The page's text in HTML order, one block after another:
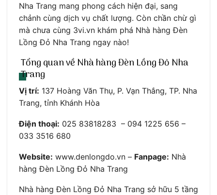
Nha Trang mang phong cách hiện đại, sang
chảnh cùng dịch vụ chất lượng. Còn chần chừ gì
mà chưa cùng 3vi.vn khám phá Nhà hàng Đèn
Lồng Đỏ Nha Trang ngay nào!
Tổng quan về Nhà hàng Đèn Lồng Đỏ Nha
Trang
Vị trí: 137 Hoàng Văn Thụ, P. Vạn Thắng, TP. Nha
Trang, tỉnh Khánh Hòa
Điện thoại: 025 83818283 – 094 1225 656 –
033 3516 680
Website: www.denlongdo.vn – Fanpage: Nhà
hàng Đèn Lồng Đỏ Nha Trang
Nhà hàng Đèn Lồng Đỏ Nha Trang sở hữu 5 tầng